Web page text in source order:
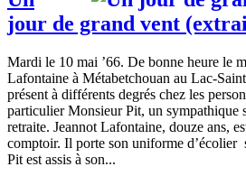
jour de grand vent
Mardi le 10 mai ’66. De bonne heure le
Lafontaine à Métabetchouan au Lac-
présent à différents degrés chez les
particulier Monsieur Pit, un sympathique
retraite. Jeannot Lafontaine, douze ans,
comptoir. Il porte son uniforme d’écolier
Pit est assis à son...